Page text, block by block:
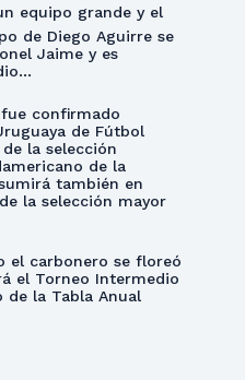
equipo grande y el
de Diego Aguirre se
Jaime y es
confirmado
de Fútbol
la selección
de la
también en
la selección mayor
el carbonero se floreó
el Torneo Intermedio
de la Tabla Anual